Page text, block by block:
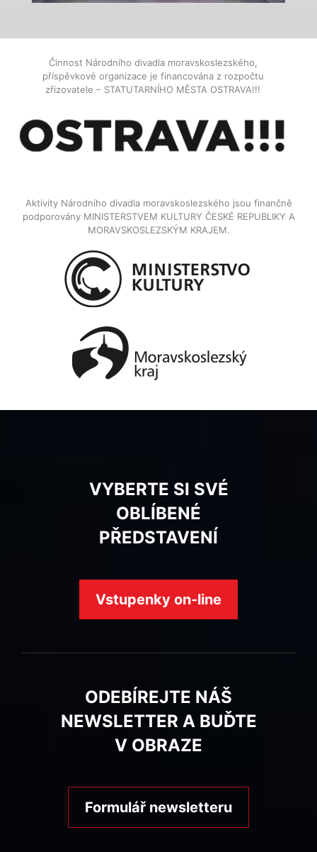
Činnost Národního divadla moravskoslezského,
příspěvkové organizace je financována z rozpočtu
zřizovatele – STATUTARNÍHO MĚSTA OSTRAVA!!!
Aktivity Národního divadla moravskoslezského jsou finančně
podporovány MINISTERSTVEM KULTURY ČESKÉ REPUBLIKY A
MORAVSKOSLEZSKÝM KRAJEM.
VYBERTE SI SVÉ
OBLÍBENÉ
PŘEDSTAVENÍ
Vstupenky on-line
ODEBÍREJTE NÁŠ
NEWSLETTER A BUĎTE
V OBRAZE
Formulář newsletteru